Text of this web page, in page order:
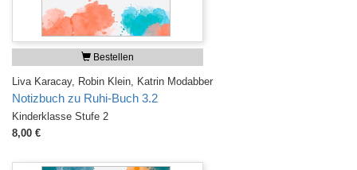
Bestellen
Liva Karacay, Robin Klein, Katrin Modabber
Notizbuch zu Ruhi-Buch 3.2
Kinderklasse Stufe 2
8,00 €